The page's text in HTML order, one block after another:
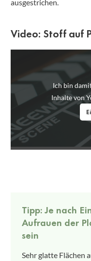
ausgestrichen.
Video: Stoff auf
Ich bin
Inhalte von
Tipp: Je nach
Aufrauen der
sein
Sehr glatte Flächen